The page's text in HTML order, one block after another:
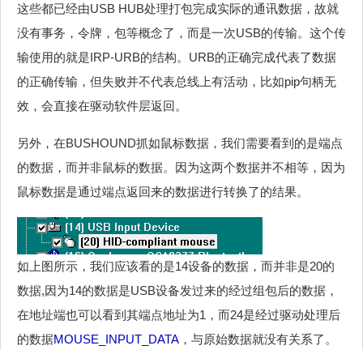
这些都已经由USB HUB处理打包完成实际的通讯数据，故就
没有事务，令牌，包等概念了，而是一次USB的传输。这个传
输使用的就是IRP-URB的结构。URB的正确完成代表了数据
的正确传输，但失败并不代表总线上有活动，比如pip句柄无
效，会直接在驱动软件层返回。
另外，在BUSHOUND抓如鼠标数据，我们需要看到的是端点
的数据，而并非鼠标的数据。因为这两个数据并不相等，因为
鼠标数据是通过端点返回来的数据进行转换了的结果。
如上图所示，我们应该看的是14设备的数据，而并非是20的
数据,因为14的数据是USB设备发过来的经过组包后的数据，
在地址端也可以看到其端点地址为1，而24是经过驱动处理后
的数据MOUSE_INPUT_DATA ，与原始数据就没有关系了。